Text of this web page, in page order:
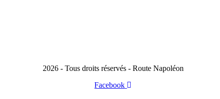
2026 - Tous droits réservés - Route Napoléon
Facebook